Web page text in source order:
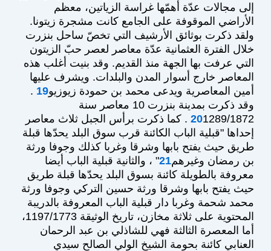
إلى مجالات عدّة أهمّها غراسة الزياتين، معظم
الأراضي الموقوفة على الجامع كانت مشجرة زيتونا.
ولقد ذكرت بوثائق الأرشيف التي تخصّ ساحل بنزرت
خلال الفترة العثمانية عدّة معاصر لعصر حبّ الزيتون
التي عرفت بها الجهة منذ القديم. وقد بنيت أغلب هذه
المعاصر خارج أسوار المدن والبلدات. ويشرف عليها
أمين المعاصرية ويدعى محمد بن حمودة زيوزيو19
.
وقد ذكرت بمدينة بنزرت 10 معاصر سنة
201289/1872 . كما ذكرت برأس الجبل ثلاث معاصر
إحداها "قبلية الباب الكائنة قرب سوق البلد يحدّها قبلة
طريق حيث يفتح بابها وشرقا وغربا كذلك وجوفا ورثة
بن رمضان وغيرهم21" ، والثانية قبلية الباب أيضا
معروفة بالطويلة كائنة بسوق البلد يحدّها قبلة طريق
حيث يفتح بابها وشرقا ورثة حسين التركي وجوفا ورثة
محمد شحمة وغربا دار قبلية الباب المعروفة بالدريبة
المحتوية على ثلاثة مخازن، تاريخ الوثيقة 1197/1773،
أما المعصرة الثالثة فهي للشاذلي بن عبد الرحمان
العنابي كائنة بحومة الشيخ الولي الصالح سيدي